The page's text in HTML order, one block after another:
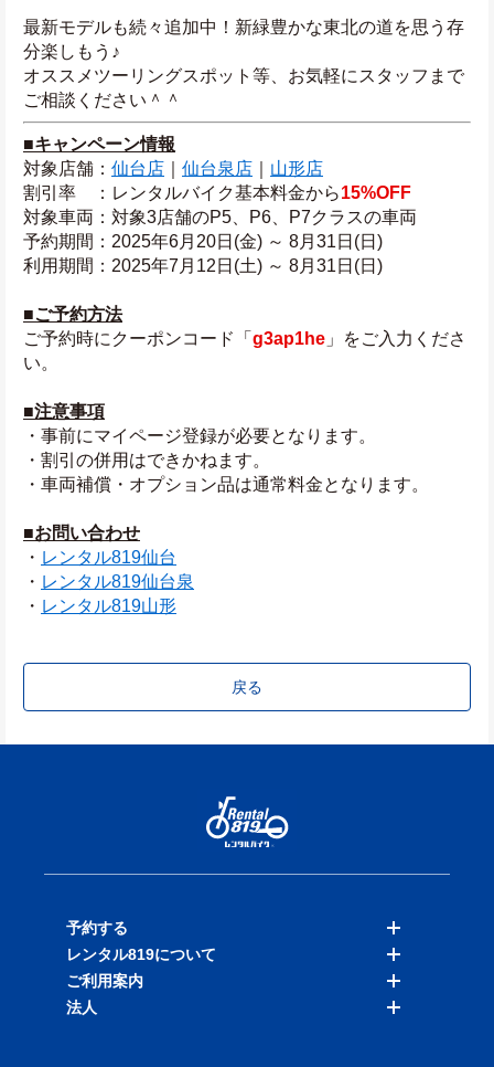
最新モデルも続々追加中！新緑豊かな東北の道を思う存
分楽しもう♪
オススメツーリングスポット等、お気軽にスタッフまで
ご相談ください＾＾
■キャンペーン情報
対象店舗： 仙台店 仙台泉店
山形店
割引率　：レンタルバイク基本料金から15%OFF
対象車両：対象3店舗のP5、P6、P7クラスの車両
予約期間：2025年6月20日(金) ～ 8月31日(日)
利用期間：2025年7月12日(土) ～ 8月31日(日)
■ご予約方法
ご予約時にクーポンコード「 g3ap1he 」をご入力くださ
い。
■注意事項
・事前にマイページ登録が必要となります。
・割引の併用はできかねます。
・車両補償・オプション品は通常料金となります。
■お問い合わせ
・ レンタル819仙台
・ レンタル819仙台泉
・ レンタル819山形
戻る
予約する
バイクを探す
店舗を探す
レンタル819について
料金表
ご利用案内
法人